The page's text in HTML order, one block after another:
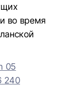
во время
05
240